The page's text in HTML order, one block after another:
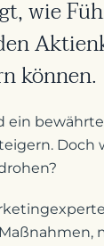
wie
können.
Doch